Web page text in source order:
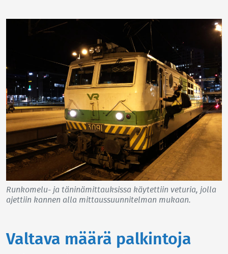
Runkomelu- ja täninämittauksissa käytettiin veturia, jolla
ajettiin kannen alla mittaussuunnitelman mukaan.
Valtava määrä palkintoja